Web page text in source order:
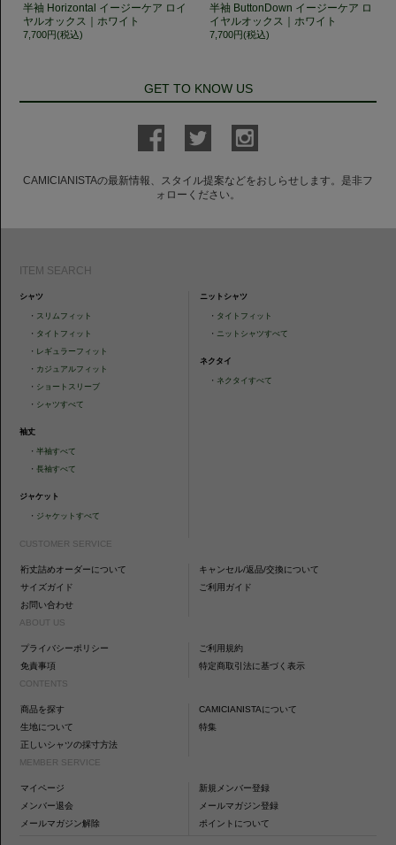
半袖 Horizontal イージーケア ロイ
ヤルオックス｜ホワイト
7,700円(税込)
半袖 ButtonDown イージーケア ロ
イヤルオックス｜ホワイト
7,700円(税込)
GET TO KNOW US
CAMICIANISTAの最新情報、スタイル提案などをおしらせします。是非フ
ォローください。
ITEM SEARCH
シャツ
・ スリムフィット
・ タイトフィット
・ レギュラーフィット
・ カジュアルフィット
・ ショートスリーブ
・ シャツすべて
袖丈
・半袖すべて
・長袖すべて
ジャケット
・ ジャケットすべて
ニットシャツ
・ タイトフィット
・ ニットシャツすべて
ネクタイ
・ ネクタイすべて
CUSTOMER SERVICE
裄丈詰めオーダーについて
キャンセル/返品/交換について
サイズガイド
ご利用ガイド
お問い合わせ
ABOUT US
プライバシーポリシー
ご利用規約
免責事項
特定商取引法に基づく表示
CONTENTS
商品を探す
CAMICIANISTAについて
生地について
特集
正しいシャツの採寸方法
MEMBER SERVICE
マイページ
新規メンバー登録
メンバー退会
メールマガジン登録
メールマガジン解除
ポイントについて